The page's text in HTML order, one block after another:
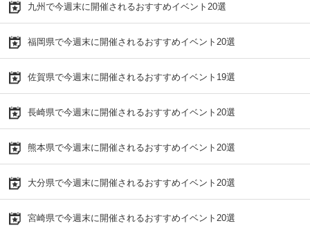
九州で今週末に開催されるおすすめイベント20選
福岡県で今週末に開催されるおすすめイベント20選
佐賀県で今週末に開催されるおすすめイベント19選
長崎県で今週末に開催されるおすすめイベント20選
熊本県で今週末に開催されるおすすめイベント20選
大分県で今週末に開催されるおすすめイベント20選
宮崎県で今週末に開催されるおすすめイベント20選